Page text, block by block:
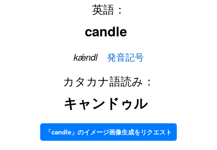
英語：
candle
kǽndl 発音記号
カタカナ語読み：
キャンドゥル
「candle」のイメージ画像生成をリクエスト